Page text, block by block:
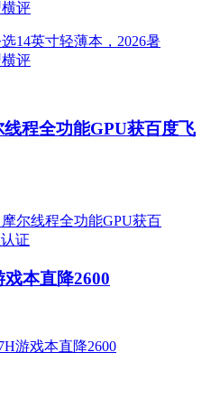
程全功能GPU获百度飞
本直降2600